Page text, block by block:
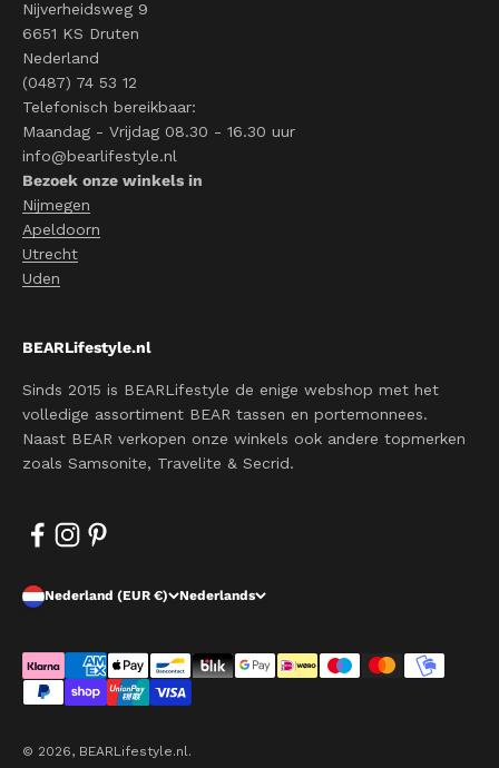
Nijverheidsweg 9
6651 KS Druten
Nederland
(0487) 74 53 12
Telefonisch bereikbaar:
Maandag - Vrijdag 08.30 - 16.30 uur
info@bearlifestyle.nl
Bezoek onze winkels in
Nijmegen
Apeldoorn
Utrecht
Uden
BEARLifestyle.nl
Sinds 2015 is BEARLifestyle de enige webshop met het
volledige assortiment BEAR tassen en portemonnees.
Naast BEAR verkopen onze winkels ook andere topmerken
zoals Samsonite, Travelite & Secrid.
Nederland (EUR €) Nederlands
© 2026, BEARLifestyle.nl.